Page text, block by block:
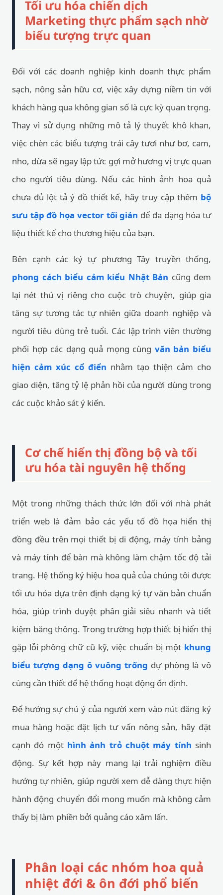
Tối ưu hóa chiến dịch
Marketing thực phẩm sạch nhờ
biểu tượng trực quan
Đối với các doanh nghiệp kinh doanh thực phẩm
sạch, nông sản hữu cơ, việc xây dựng niềm tin với
khách hàng qua không gian số là cực kỳ quan trọng.
Thay vì sử dụng những mô tả lý thuyết khô khan,
việc chèn các biểu tượng trái cây tươi như bơ, cam,
nho, dừa sẽ ngay lập tức gợi mở hương vị trực quan
cho người tiêu dùng. Nếu các hình ảnh hoa quả
chưa đủ lột tả ý đồ thiết kế, hãy truy cập thêm bộ
sưu tập đồ họa vector tối giản để đa dạng hóa tư
liệu thiết kế cho thương hiệu của bạn.
Bên cạnh các ký tự phương Tây truyền thống,
phong cách biểu cảm kiểu Nhật Bản cũng đem
lại nét thú vị riêng cho cuộc trò chuyện, giúp gia
tăng sự tương tác tự nhiên giữa doanh nghiệp và
người tiêu dùng trẻ tuổi. Các lập trình viên thường
phối hợp các dạng quả mọng cùng văn bản biểu
hiện cảm xúc cổ điển nhằm tạo thiện cảm cho
giao diện, tăng tỷ lệ phản hồi của người dùng trong
các cuộc khảo sát ý kiến.
Cơ chế hiển thị đồng bộ và tối
ưu hóa tài nguyên hệ thống
Một trong những thách thức lớn đối với nhà phát
triển web là đảm bảo các yếu tố đồ họa hiển thị
đồng đều trên mọi thiết bị di động, máy tính bảng
và máy tính để bàn mà không làm chậm tốc độ tải
trang. Hệ thống ký hiệu hoa quả của chúng tôi được
tối ưu hóa dựa trên định dạng ký tự văn bản chuẩn
hóa, giúp trình duyệt phân giải siêu nhanh và tiết
kiệm băng thông. Trong trường hợp thiết bị hiển thị
gặp lỗi phông chữ cũ kỹ, việc chuẩn bị một khung
biểu tượng dạng ô vuông trống dự phòng là vô
cùng cần thiết để hệ thống hoạt động ổn định.
Để hướng sự chú ý của người xem vào nút đăng ký
mua hàng hoặc đặt lịch tư vấn nông sản, hãy đặt
cạnh đó một hình ảnh trỏ chuột máy tính sinh
động. Sự kết hợp này mang lại trải nghiệm điều
hướng tự nhiên, giúp người xem dễ dàng thực hiện
hành động chuyển đổi mong muốn mà không cảm
thấy bị làm phiền bởi quảng cáo xâm lấn.
Phân loại các nhóm hoa quả
nhiệt đới & ôn đới phổ biến